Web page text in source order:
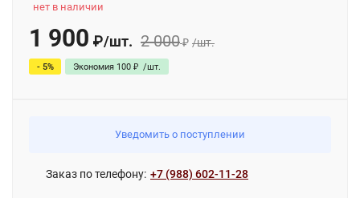
нет в наличии
1 900 ₽/шт. 2 000₽ /шт.
- 5% Экономия 100 ₽ /шт.
Уведомить о поступлении
Заказ по телефону: +7 (988) 602-11-28